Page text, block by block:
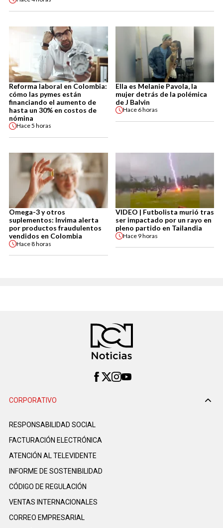
Reforma laboral en Colombia:
cómo las pymes están
financiando el aumento de
hasta un 30% en costos de
nómina
Hace5 horas
Ella es Melanie Pavola, la
mujer detrás de la polémica
de J Balvin
Hace 6 horas
Omega-3 y otros
suplementos: Invima alerta
por productos fraudulentos
vendidos en Colombia
Hace8 horas
VIDEO | Futbolista murió tras
ser impactado por un rayo en
pleno partido en Tailandia
Hace 9 horas
CORPORATIVO
RESPONSABILIDAD SOCIAL
FACTURACIÓN ELECTRÓNICA
ATENCIÓN AL TELEVIDENTE
INFORME DE SOSTENIBILIDAD
CÓDIGO DE REGULACIÓN
VENTAS INTERNACIONALES
CORREO EMPRESARIAL